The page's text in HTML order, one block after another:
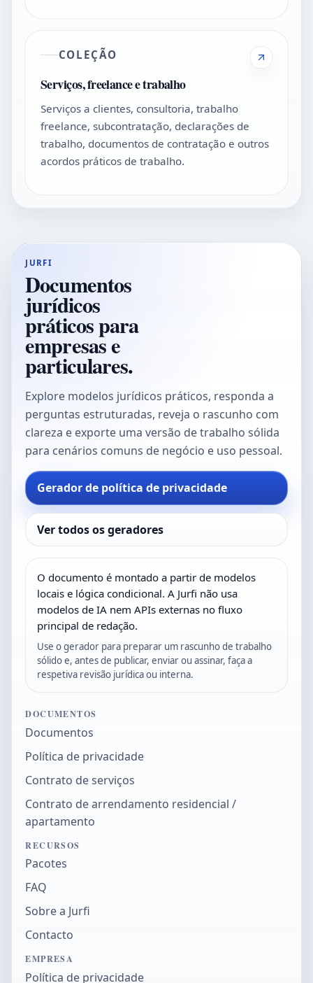
COLEÇÃO
Serviços, freelance e trabalho
Serviços a clientes, consultoria, trabalho
freelance, subcontratação, declarações de
trabalho, documentos de contratação e outros
acordos práticos de trabalho.
JURFI
Documentos
jurídicos
práticos para
empresas e
particulares.
Explore modelos jurídicos práticos, responda a
perguntas estruturadas, reveja o rascunho com
clareza e exporte uma versão de trabalho sólida
para cenários comuns de negócio e uso pessoal.
Gerador de política de privacidade
Ver todos os geradores
O documento é montado a partir de modelos
locais e lógica condicional. A Jurfi não usa
modelos de IA nem APIs externas no fluxo
principal de redação.
Use o gerador para preparar um rascunho de trabalho
sólido e, antes de publicar, enviar ou assinar, faça a
respetiva revisão jurídica ou interna.
DOCUMENTOS
Documentos
Política de privacidade
Contrato de serviços
Contrato de arrendamento residencial /
apartamento
RECURSOS
Pacotes
FAQ
Sobre a Jurfi
Contacto
EMPRESA
Política de privacidade